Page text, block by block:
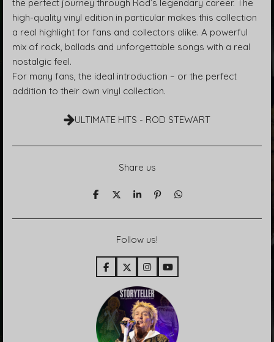
the perfect journey through Rod’s legendary career. The
high-quality vinyl edition in particular makes this collection
a real highlight for fans and collectors alike. A powerful
mix of rock, ballads and unforgettable songs with a real
nostalgic feel.
For many fans, the ideal introduction – or the perfect
addition to their own vinyl collection.
ULTIMATE HITS - ROD STEWART
Share us
T
T
e
n
T
n
P
t
T
Follow us!
F
a
e
b
o
o
k
X
I
n
s
t
a
g
r
a
Y
o
T
u
b
e